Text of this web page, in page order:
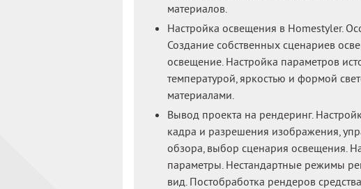
материалов.
Настройка освещения в Homestyler.
Создание собственных сценариев
освещение. Настройка параметров
температурой, яркостью и формой
материалами.
Вывод проекта на рендеринг.
кадра и разрешения изображения,
обзора, выбор сценария освещения.
параметры. Нестандартные режимы
вид. Постобработка рендеров